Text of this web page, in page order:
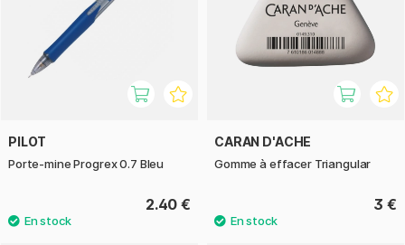
PILOT
Porte-mine Progrex 0.7 Bleu
2.40 €
CARAN D'ACHE
Gomme à effacer Triangular
3 €